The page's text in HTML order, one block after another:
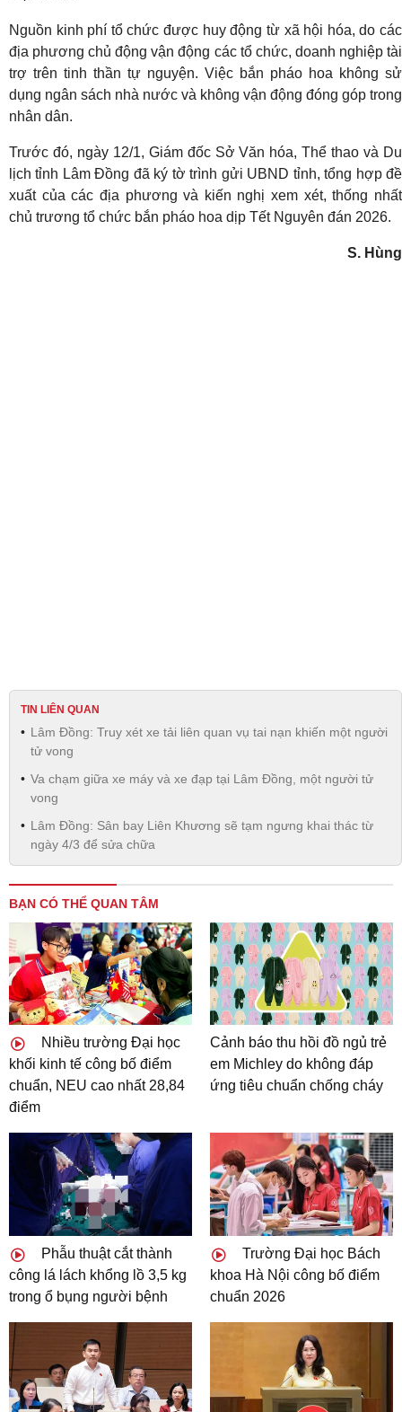
Nguồn kinh phí tổ chức được huy động từ xã hội hóa, do các
địa phương chủ động vận động các tổ chức, doanh nghiệp tài
trợ trên tinh thần tự nguyện. Việc bắn pháo hoa không sử
dụng ngân sách nhà nước và không vận động đóng góp trong
nhân dân.
Trước đó, ngày 12/1, Giám đốc Sở Văn hóa, Thể thao và Du
lịch tỉnh Lâm Đồng đã ký tờ trình gửi UBND tỉnh, tổng hợp đề
xuất của các địa phương và kiến nghị xem xét, thống nhất
chủ trương tổ chức bắn pháo hoa dịp Tết Nguyên đán 2026.
S. Hùng
TIN LIÊN QUAN
Lâm Đồng: Truy xét xe tải liên quan vụ tai nạn khiến một người
tử vong
Va chạm giữa xe máy và xe đạp tại Lâm Đồng, một người tử
vong
Lâm Đồng: Sân bay Liên Khương sẽ tạm ngưng khai thác từ
ngày 4/3 để sửa chữa
BẠN CÓ THỂ QUAN TÂM
Nhiều trường Đại học
khối kinh tế công bố điểm
chuẩn, NEU cao nhất 28,84
điểm
Cảnh báo thu hồi đồ ngủ trẻ
em Michley do không đáp
ứng tiêu chuẩn chống cháy
Phẫu thuật cắt thành
công lá lách khổng lồ 3,5 kg
trong ổ bụng người bệnh
Trường Đại học Bách
khoa Hà Nội công bố điểm
chuẩn 2026